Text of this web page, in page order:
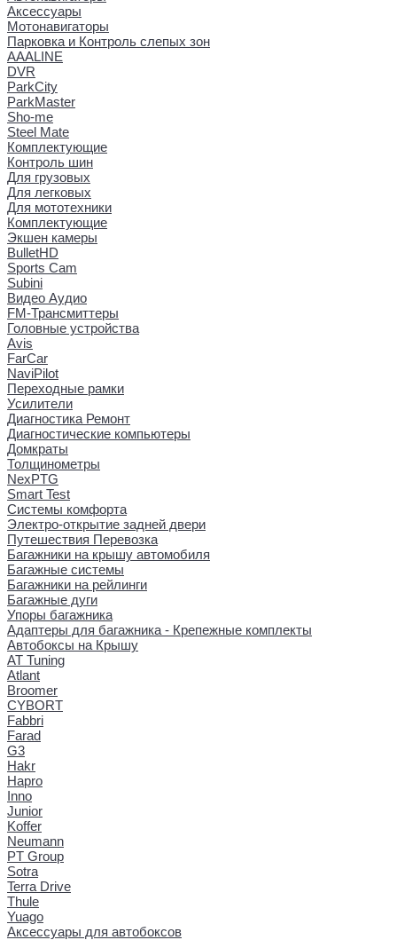
Аксессуары
Мотонавигаторы
Парковка и Контроль слепых зон
AAALINE
DVR
ParkCity
ParkMaster
Sho-me
Steel Mate
Комплектующие
Контроль шин
Для грузовых
Для легковых
Для мототехники
Комплектующие
Экшен камеры
BulletHD
Sports Cam
Subini
Видео Аудио
FM-Трансмиттеры
Головные устройства
Avis
FarCar
NaviPilot
Переходные рамки
Усилители
Диагностика Ремонт
Диагностические компьютеры
Домкраты
Толщинометры
NexPTG
Smart Test
Системы комфорта
Электро-открытие задней двери
Путешествия Перевозка
Багажники на крышу автомобиля
Багажные системы
Багажники на рейлинги
Багажные дуги
Упоры багажника
Адаптеры для багажника - Крепежные комплекты
Автобоксы на Крышу
AT Tuning
Atlant
Broomer
CYBORT
Fabbri
Farad
G3
Hakr
Hapro
Inno
Junior
Koffer
Neumann
PT Group
Sotra
Terra Drive
Thule
Yuago
Аксессуары для автобоксов